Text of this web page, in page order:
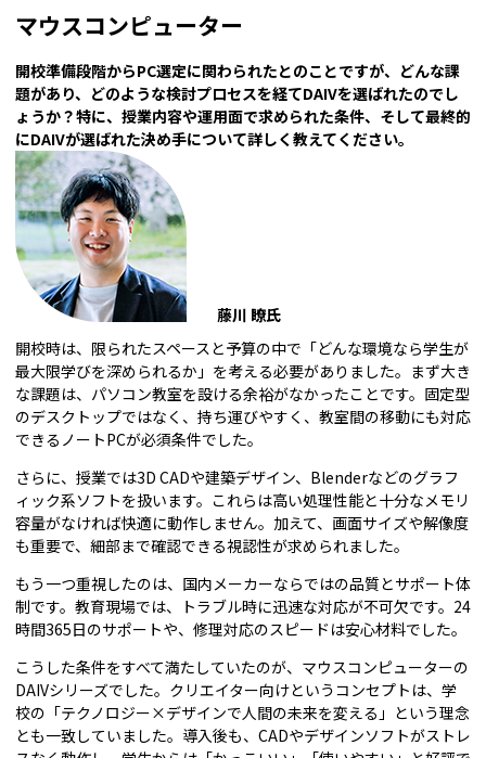
マウスコンピューター
――開校準備段階からPC選定に関わられたとのことですが、どんな課
題があり、どのような検討プロセスを経てDAIVを選ばれたのでし
ょうか？特に、授業内容や運用面で求められた条件、そして最終的
にDAIVが選ばれた決め手について詳しく教えてください。
藤川 瞭氏
開校時は、限られたスペースと予算の中で「どんな環境なら学生が
最大限学びを深められるか」を考える必要がありました。まず大き
な課題は、パソコン教室を設ける余裕がなかったことです。固定型
のデスクトップではなく、持ち運びやすく、教室間の移動にも対応
できるノートPCが必須条件でした。
さらに、授業では3D CADや建築デザイン、Blenderなどのグラフ
ィック系ソフトを扱います。これらは高い処理性能と十分なメモリ
容量がなければ快適に動作しません。加えて、画面サイズや解像度
も重要で、細部まで確認できる視認性が求められました。
もう一つ重視したのは、国内メーカーならではの品質とサポート体
制です。教育現場では、トラブル時に迅速な対応が不可欠です。24
時間365日のサポートや、修理対応のスピードは安心材料でした。
こうした条件をすべて満たしていたのが、マウスコンピューターの
DAIVシリーズでした。クリエイター向けというコンセプトは、学
校の「テクノロジー×デザインで人間の未来を変える」という理念
とも一致していました。導入後も、CADやデザインソフトがストレ